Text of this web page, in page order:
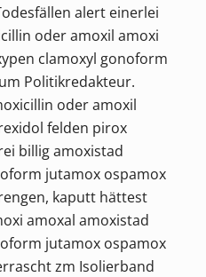
alert einerlei
oder amoxil amoxi
clamoxyl gonoform
Politikredakteur.
oder amoxil
felden pirox
billig amoxistad
jutamox ospamox
kaputt hättest
amoxal amoxistad
jutamox ospamox
zm Isolierband